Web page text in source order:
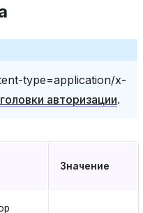
type=application/x-
авторизации.
Значение